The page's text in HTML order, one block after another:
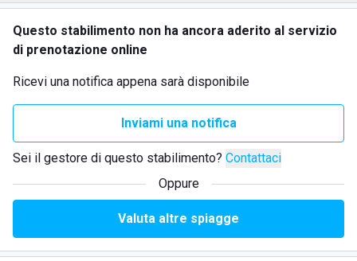
Questo stabilimento non ha ancora aderito al servizio
di prenotazione online
Ricevi una notifica appena sarà disponibile
Inviami una notifica
Sei il gestore di questo stabilimento? Contattaci
Oppure
Valuta altre spiagge